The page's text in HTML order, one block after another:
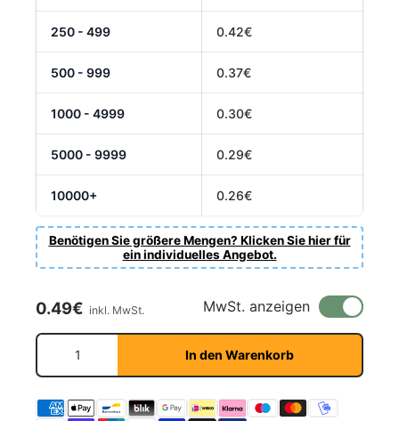
250 - 499 0.42€
500 - 999 0.37€
1000 - 4999 0.30€
5000 - 9999 0.29€
10000+ 0.26€
Benötigen Sie größere Mengen? Klicken Sie hier für
ein individuelles Angebot.
Normaler Preis
0.49€ inkl. MwSt. MwSt. anzeigen
Anzahl
In den Warenkorb